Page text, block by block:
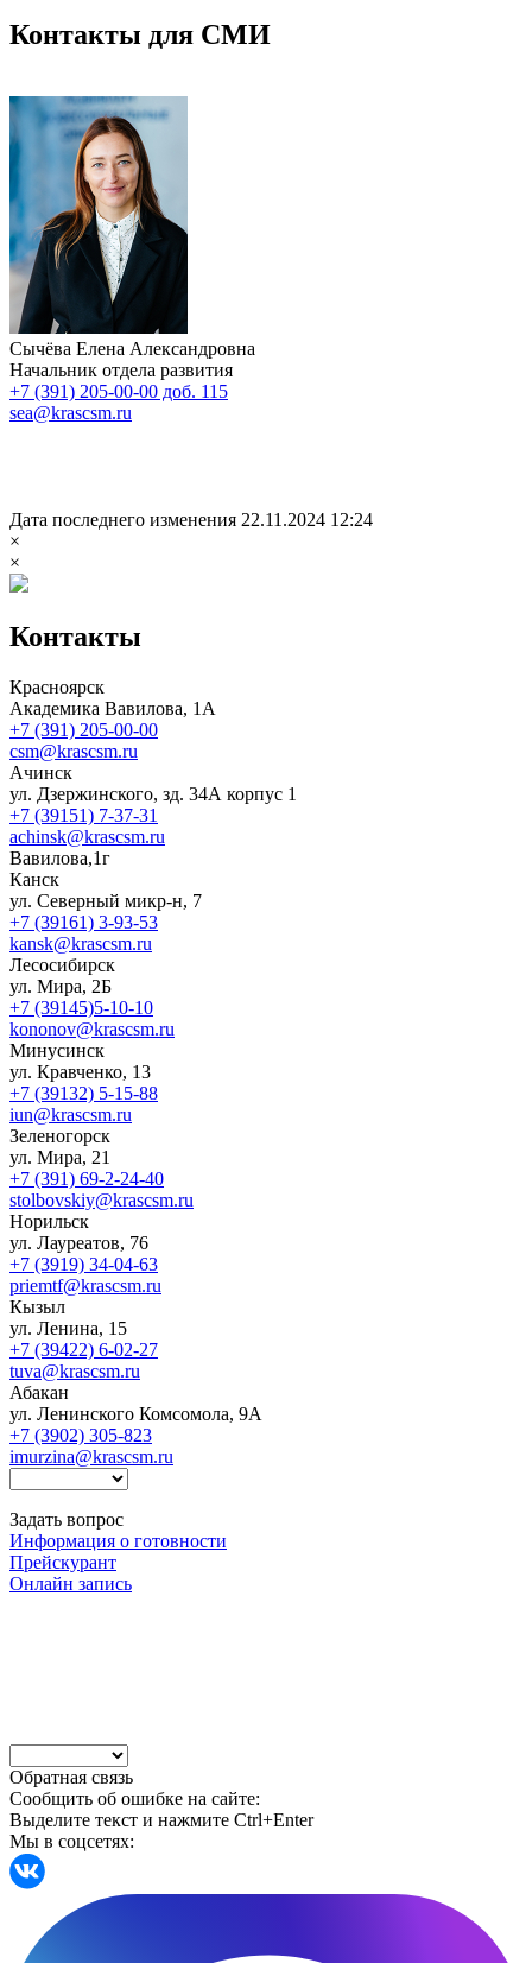
Контакты для СМИ
Сычёва Елена Александровна
Начальник отдела развития
+7 (391) 205-00-00 доб. 115
sea@krascsm.ru
Дата последнего изменения 22.11.2024 12:24
×
×
Контакты
Красноярск
Академика Вавилова, 1А
+7 (391) 205-00-00
csm@krascsm.ru
Ачинск
ул. Дзержинского, зд. 34А корпус 1
+7 (39151) 7-37-31
achinsk@krascsm.ru
Вавилова,1г
Канск
ул. Северный микр-н, 7
+7 (39161) 3-93-53
kansk@krascsm.ru
Лесосибирск
ул. Мира, 2Б
+7 (39145)5-10-10
kononov@krascsm.ru
Минусинск
ул. Кравченко, 13
+7 (39132) 5-15-88
iun@krascsm.ru
Зеленогорск
ул. Мира, 21
+7 (391) 69-2-24-40
stolbovskiy@krascsm.ru
Норильск
ул. Лауреатов, 76
+7 (3919) 34-04-63
priemtf@krascsm.ru
Кызыл
ул. Ленина, 15
+7 (39422) 6-02-27
tuva@krascsm.ru
Абакан
ул. Ленинского Комсомола, 9А
+7 (3902) 305-823
imurzina@krascsm.ru
Задать вопрос
Информация о готовности
Прейскурант
Онлайн запись
Обратная связь
Сообщить об ошибке на сайте:
Выделите текст и нажмите Ctrl+Enter
Мы в соцсетях: